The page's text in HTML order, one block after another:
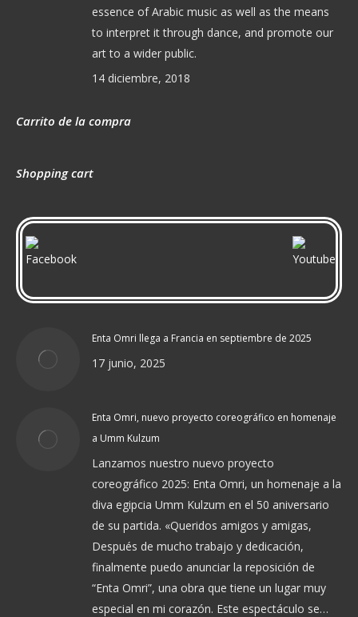
essence of Arabic music as well as the means
to interpret it through dance, and promote our
art to a wider public.
14 diciembre, 2018
Carrito de la compra
Shopping cart
Enta Omri llega a Francia en septiembre de 2025
17 junio, 2025
Enta Omri, nuevo proyecto coreográfico en homenaje
a Umm Kulzum
Lanzamos nuestro nuevo proyecto
coreográfico 2025: Enta Omri, un homenaje a la
diva egipcia Umm Kulzum en el 50 aniversario
de su partida. «Queridos amigos y amigas,
Después de mucho trabajo y dedicación,
finalmente puedo anunciar la reposición de
“Enta Omri”, una obra que tiene un lugar muy
especial en mi corazón. Este espectáculo se…